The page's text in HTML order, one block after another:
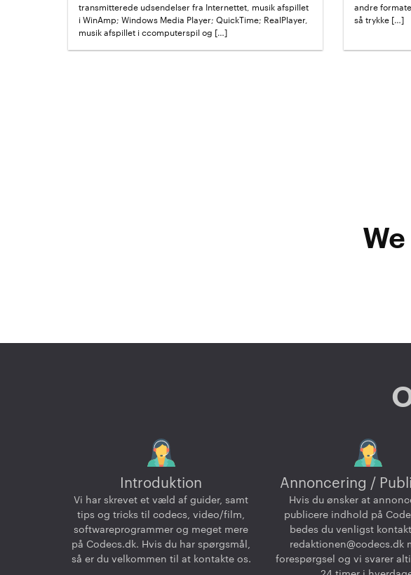
transmitterede udsendelser fra Internettet, musik afspillet
i WinAmp; Windows Media Player; QuickTime; RealPlayer,
musik afspillet i ccomputerspil og […]
andre
så trykke […]
Introduktion
Vi har skrevet et væld af guider, samt
tips og tricks til codecs, video/film,
softwareprogrammer og meget mere
på Codecs.dk. Hvis du har spørgsmål,
så er du velkommen til at kontakte os.
Annoncering /
Hvis du ønsker at
publicere indhold på
bedes du venligst
redaktionen@codecs.dk
forespørgsel og vi svarer